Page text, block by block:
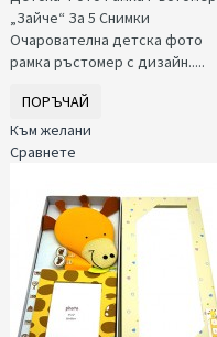
„Зайче“ За 5 Снимки
Очарователна детска фото
рамка ръстомер с дизайн.....
ПОРЪЧАЙ
Към желани
Сравнете